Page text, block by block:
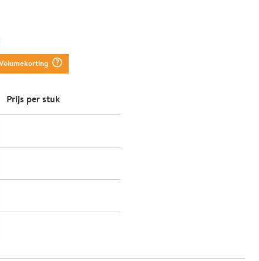
question_mark_circle
Prijs per stuk